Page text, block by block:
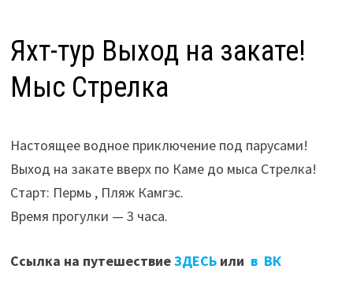
Яхт-тур Выход на закате!
Мыс Стрелка
Настоящее водное приключение под парусами!
Выход на закате вверх по Каме до мыса Стрелка!
Старт: Пермь , Пляж Камгэс.
Время прогулки — 3 часа.
Ссылка на путешествиеЗДЕСЬ или в ВК